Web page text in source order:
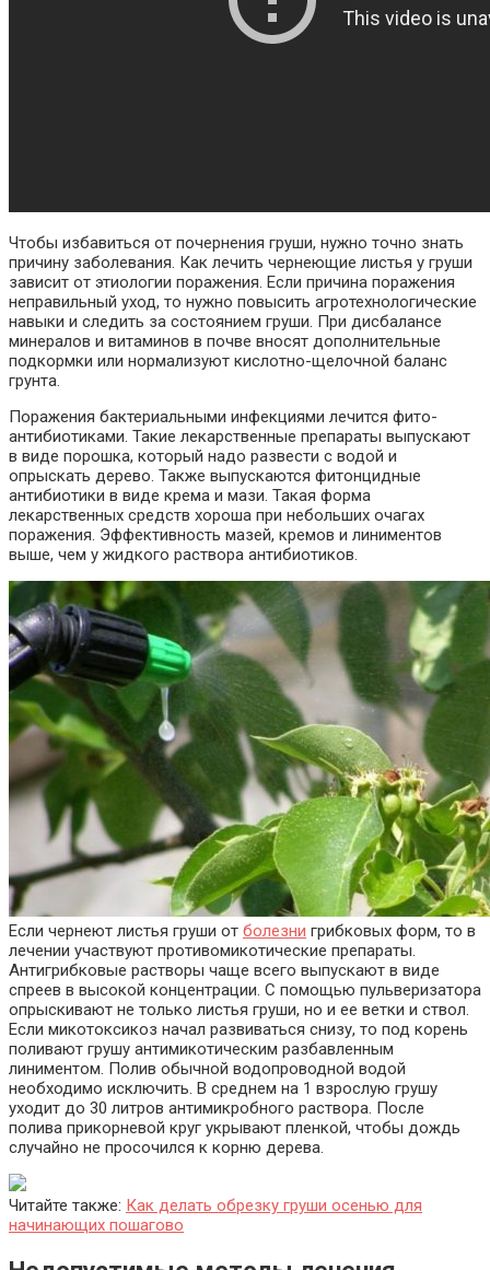
Чтобы избавиться от почернения груши, нужно точно знать
причину заболевания. Как лечить чернеющие листья у груши
зависит от этиологии поражения. Если причина поражения
неправильный уход, то нужно повысить агротехнологические
навыки и следить за состоянием груши. При дисбалансе
минералов и витаминов в почве вносят дополнительные
подкормки или нормализуют кислотно-щелочной баланс
грунта.
Поражения бактериальными инфекциями лечится фито-
антибиотиками. Такие лекарственные препараты выпускают
в виде порошка, который надо развести с водой и
опрыскать дерево. Также выпускаются фитонцидные
антибиотики в виде крема и мази. Такая форма
лекарственных средств хороша при небольших очагах
поражения. Эффективность мазей, кремов и линиментов
выше, чем у жидкого раствора антибиотиков.
Если чернеют листья груши от болезни грибковых форм, то в
лечении участвуют противомикотические препараты.
Антигрибковые растворы чаще всего выпускают в виде
спреев в высокой концентрации. С помощью пульверизатора
опрыскивают не только листья груши, но и ее ветки и ствол.
Если микотоксикоз начал развиваться снизу, то под корень
поливают грушу антимикотическим разбавленным
линиментом. Полив обычной водопроводной водой
необходимо исключить. В среднем на 1 взрослую грушу
уходит до 30 литров антимикробного раствора. После
полива прикорневой круг укрывают пленкой, чтобы дождь
случайно не просочился к корню дерева.
Читайте также: Как делать обрезку груши осенью для
начинающих пошагово